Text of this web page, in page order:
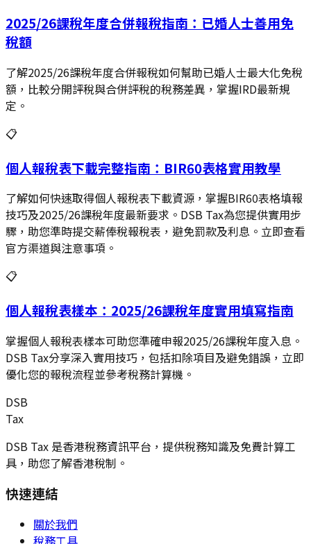
2025/26課稅年度合併報稅指南：已婚人士善用免
稅額
了解2025/26課稅年度合併報稅如何幫助已婚人士最大化免稅
額，比較分開評稅與合併評稅的稅務差異，掌握IRD最新規
定。
📋
個人報稅表下載完整指南：BIR60表格實用教學
了解如何快速取得個人報稅表下載資源，掌握BIR60表格填報
技巧及2025/26課稅年度最新要求。DSB Tax為您提供實用步
驟，助您準時提交薪俸稅報稅表，避免罰款及利息。立即查看
官方渠道與注意事項。
📋
個人報稅表樣本：2025/26課稅年度實用填寫指南
掌握個人報稅表樣本可助您準確申報2025/26課稅年度入息。
DSB Tax分享深入實用技巧，包括扣除項目及避免錯誤，立即
優化您的報稅流程並參考稅務計算機。
DSB
Tax
DSB Tax 是香港稅務資訊平台，提供稅務知識及免費計算工
具，助您了解香港稅制。
快速連結
關於我們
稅務工具